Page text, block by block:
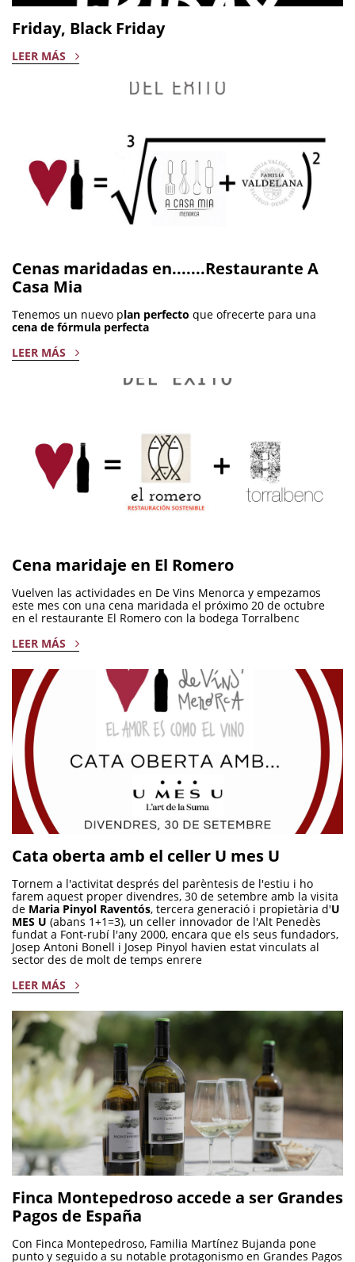
Friday, Black Friday
LEER MÁS
Cenas maridadas en.......Restaurante A
Casa Mia
Tenemos un nuevo plan perfecto que ofrecerte para una
cena de fórmula perfecta
LEER MÁS
Cena maridaje en El Romero
Vuelven las actividades en De Vins Menorca y empezamos
este mes con una cena maridada el próximo 20 de octubre
en el restaurante El Romero con la bodega Torralbenc
LEER MÁS
Cata oberta amb el celler U mes U
Tornem a l'activitat després del parèntesis de l'estiu i ho
farem aquest proper divendres, 30 de setembre amb la visita
de Maria Pinyol Raventós, tercera generació i propietària d'U
MES U (abans 1+1=3), un celler innovador de l'Alt Penedès
fundat a Font-rubí l'any 2000, encara que els seus fundadors,
Josep Antoni Bonell i Josep Pinyol havien estat vinculats al
sector des de molt de temps enrere
LEER MÁS
Finca Montepedroso accede a ser Grandes
Pagos de España
Con Finca Montepedroso, Familia Martínez Bujanda pone
punto y seguido a su notable protagonismo en Grandes Pagos